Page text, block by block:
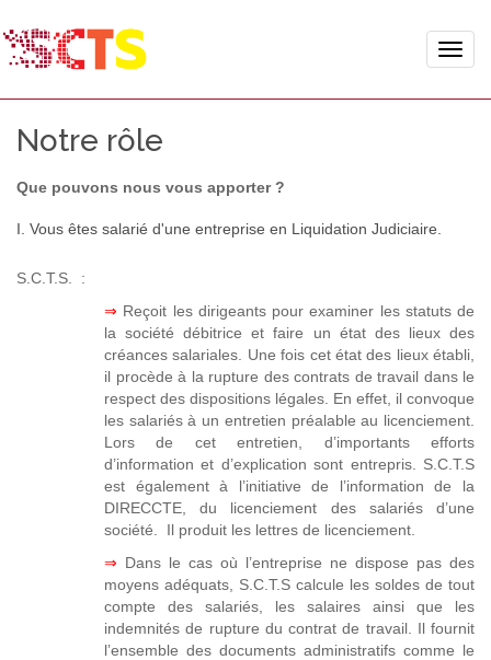
Toggle
Notre rôle
Que pouvons nous vous apporter ?
I. Vous êtes salarié d'une entreprise en Liquidation Judiciaire.
S.C.T.S. :
⇒ Reçoit les dirigeants pour examiner les statuts de
la société débitrice et faire un état des lieux des
créances salariales. Une fois cet état des lieux établi,
il procède à la rupture des contrats de travail dans le
respect des dispositions légales. En effet, il convoque
les salariés à un entretien préalable au licenciement.
Lors de cet entretien, d’importants efforts
d’information et d’explication sont entrepris. S.C.T.S
est également à l’initiative de l’information de la
DIRECCTE, du licenciement des salariés d’une
société. Il produit les lettres de licenciement.
⇒ Dans le cas où l’entreprise ne dispose pas des
moyens adéquats, S.C.T.S calcule les soldes de tout
compte des salariés, les salaires ainsi que les
indemnités de rupture du contrat de travail. Il fournit
l’ensemble des documents administratifs comme le